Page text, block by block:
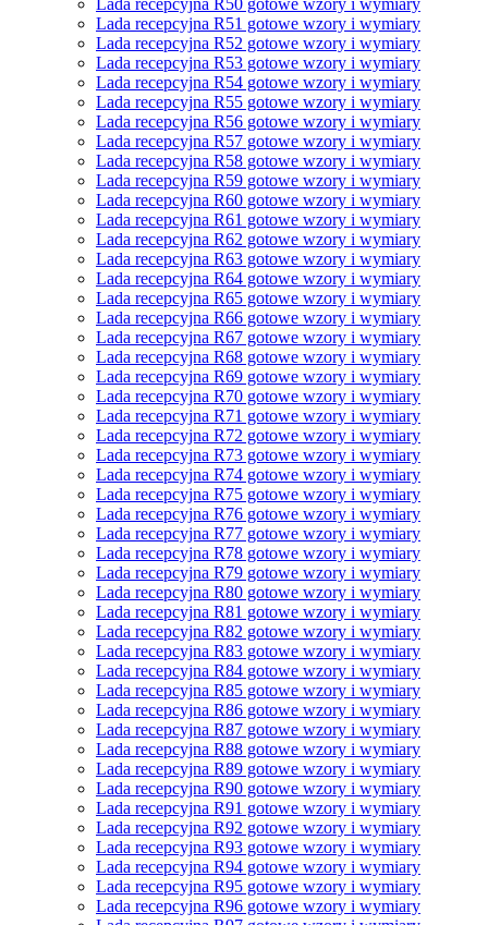
Lada recepcyjna R50 gotowe wzory i wymiary
Lada recepcyjna R51 gotowe wzory i wymiary
Lada recepcyjna R52 gotowe wzory i wymiary
Lada recepcyjna R53 gotowe wzory i wymiary
Lada recepcyjna R54 gotowe wzory i wymiary
Lada recepcyjna R55 gotowe wzory i wymiary
Lada recepcyjna R56 gotowe wzory i wymiary
Lada recepcyjna R57 gotowe wzory i wymiary
Lada recepcyjna R58 gotowe wzory i wymiary
Lada recepcyjna R59 gotowe wzory i wymiary
Lada recepcyjna R60 gotowe wzory i wymiary
Lada recepcyjna R61 gotowe wzory i wymiary
Lada recepcyjna R62 gotowe wzory i wymiary
Lada recepcyjna R63 gotowe wzory i wymiary
Lada recepcyjna R64 gotowe wzory i wymiary
Lada recepcyjna R65 gotowe wzory i wymiary
Lada recepcyjna R66 gotowe wzory i wymiary
Lada recepcyjna R67 gotowe wzory i wymiary
Lada recepcyjna R68 gotowe wzory i wymiary
Lada recepcyjna R69 gotowe wzory i wymiary
Lada recepcyjna R70 gotowe wzory i wymiary
Lada recepcyjna R71 gotowe wzory i wymiary
Lada recepcyjna R72 gotowe wzory i wymiary
Lada recepcyjna R73 gotowe wzory i wymiary
Lada recepcyjna R74 gotowe wzory i wymiary
Lada recepcyjna R75 gotowe wzory i wymiary
Lada recepcyjna R76 gotowe wzory i wymiary
Lada recepcyjna R77 gotowe wzory i wymiary
Lada recepcyjna R78 gotowe wzory i wymiary
Lada recepcyjna R79 gotowe wzory i wymiary
Lada recepcyjna R80 gotowe wzory i wymiary
Lada recepcyjna R81 gotowe wzory i wymiary
Lada recepcyjna R82 gotowe wzory i wymiary
Lada recepcyjna R83 gotowe wzory i wymiary
Lada recepcyjna R84 gotowe wzory i wymiary
Lada recepcyjna R85 gotowe wzory i wymiary
Lada recepcyjna R86 gotowe wzory i wymiary
Lada recepcyjna R87 gotowe wzory i wymiary
Lada recepcyjna R88 gotowe wzory i wymiary
Lada recepcyjna R89 gotowe wzory i wymiary
Lada recepcyjna R90 gotowe wzory i wymiary
Lada recepcyjna R91 gotowe wzory i wymiary
Lada recepcyjna R92 gotowe wzory i wymiary
Lada recepcyjna R93 gotowe wzory i wymiary
Lada recepcyjna R94 gotowe wzory i wymiary
Lada recepcyjna R95 gotowe wzory i wymiary
Lada recepcyjna R96 gotowe wzory i wymiary